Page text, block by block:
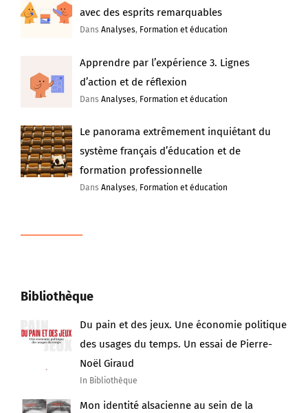
avec des esprits remarquables
DansAnalyses, Formation et éducation
Apprendre par l’expérience 3. Lignes
d’action et de réflexion
DansAnalyses, Formation et éducation
Le panorama extrêmement inquiétant du
système français d’éducation et de
formation professionnelle
DansAnalyses, Formation et éducation
Bibliothèque
Du pain et des jeux. Une économie politique
des usages du temps. Un essai de Pierre-
Noël Giraud
In Bibliothèque
Mon identité alsacienne au sein de la